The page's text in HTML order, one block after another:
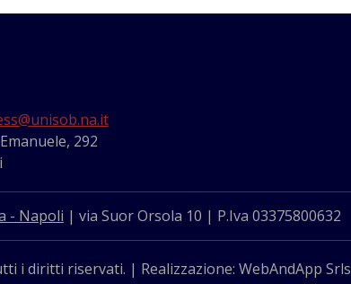
292
- Napoli | via Suor Orsola 10 | P.Iva 03375800632
i diritti riservati. | Realizzazione: WebAndApp Srls